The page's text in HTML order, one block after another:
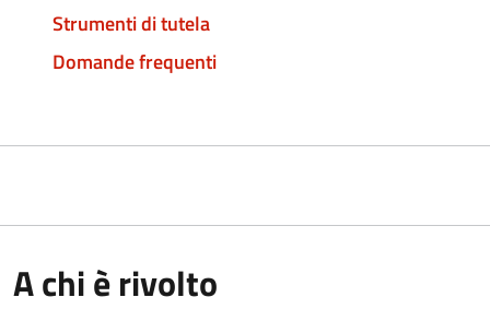
Strumenti di tutela
Domande frequenti
A chi è rivolto